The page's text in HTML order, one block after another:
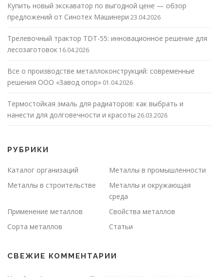
Купить новый экскаватор по выгодной цене — обзор
предложений от Синотех Машинери 23.04.2026
Трелевочный трактор TDT-55: инновационное решение для
лесозаготовок 16.04.2026
Все о производстве металлоконструкций: современные
решения ООО «Завод опор» 01.04.2026
Термостойкая эмаль для радиаторов: как выбрать и
нанести для долговечности и красоты 26.03.2026
РУБРИКИ
Каталог организаций
Металлы в промышленности
Металлы в строительстве
Металлы и окружающая
среда
Применение металлов
Свойства металлов
Сорта металлов
Статьи
СВЕЖИЕ КОММЕНТАРИИ